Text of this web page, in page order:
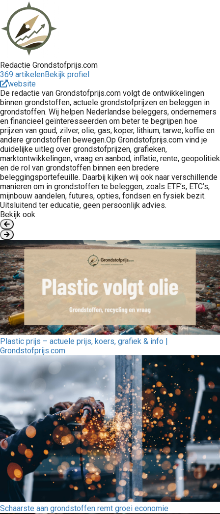
Redactie Grondstofprijs.com
369 artikelenBekijk profiel
website
De redactie van Grondstofprijs.com volgt de ontwikkelingen
binnen grondstoffen, actuele grondstofprijzen en beleggen in
grondstoffen. Wij helpen Nederlandse beleggers, ondernemers
en financieel geïnteresseerden om beter te begrijpen hoe
prijzen van goud, zilver, olie, gas, koper, lithium, tarwe, koffie en
andere grondstoffen bewegen.Op Grondstofprijs.com vind je
duidelijke uitleg over grondstofprijzen, grafieken,
marktontwikkelingen, vraag en aanbod, inflatie, rente, geopolitiek
en de rol van grondstoffen binnen een bredere
beleggingsportefeuille. Daarbij kijken wij ook naar verschillende
manieren om in grondstoffen te beleggen, zoals ETF’s, ETC’s,
mijnbouw aandelen, futures, opties, fondsen en fysiek bezit.
Uitsluitend ter educatie, geen persoonlijk advies.
Bekijk ook
Plastic prijs – actuele prijs, koers, grafiek & info |
Grondstofprijs.com
Schaarste aan grondstoffen remt groei economie